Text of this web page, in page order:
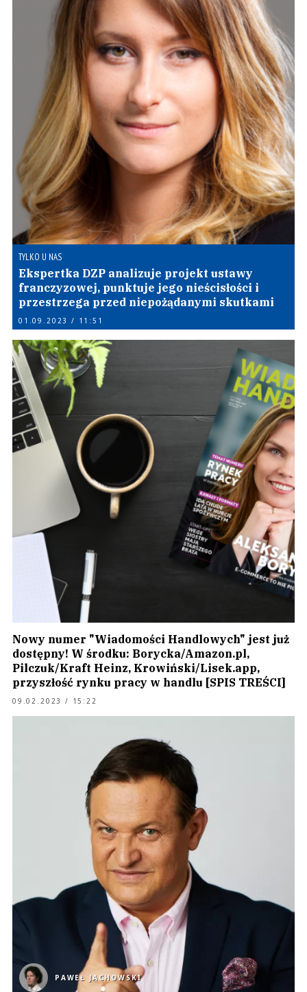
TYLKO U NAS
Ekspertka DZP analizuje projekt ustawy
franczyzowej, punktuje jego nieścisłości i
przestrzega przed niepożądanymi skutkami
01.09.2023 / 11:51
Nowy numer "Wiadomości Handlowych" jest już
dostępny! W środku: Borycka/Amazon.pl,
Pilczuk/Kraft Heinz, Krowiński/Lisek.app,
przyszłość rynku pracy w handlu [SPIS TREŚCI]
09.02.2023 / 15:22
PAWEŁ JACHOWSKI